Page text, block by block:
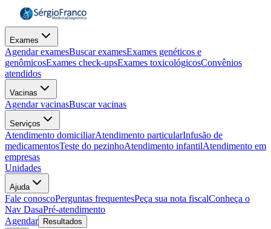
Exames
Agendar examesBuscar examesExames genéticos e
genômicosExames check-upsExames toxicológicosConvênios
atendidos
Vacinas
Agendar vacinasBuscar vacinas
Serviços
Atendimento domiciliarAtendimento particularInfusão de
medicamentosTeste do pezinhoAtendimento infantilAtendimento em
empresas
Unidades
Ajuda
Fale conoscoPerguntas frequentesPeça sua nota fiscalConheça o
Nav DasaPré-atendimento
Agendar
Resultados